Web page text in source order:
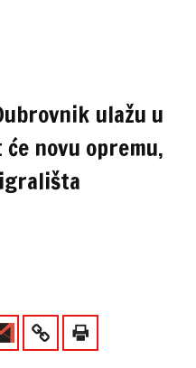
ulažu u
novu opremu,